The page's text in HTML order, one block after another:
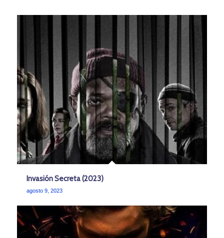
Invasión Secreta (2023)
agosto 9, 2023